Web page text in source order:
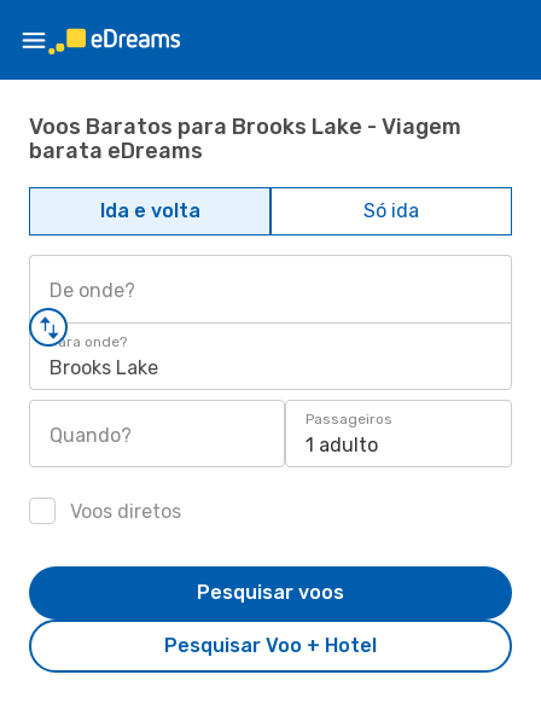
Voos Baratos para Brooks Lake - Viagem
barata eDreams
Ida e volta Só ida
De onde?
Para onde?
Brooks Lake
Quando?
Passageiros
1 adulto
Voos diretos
Pesquisar Voo + Hotel
Pesquisar voos